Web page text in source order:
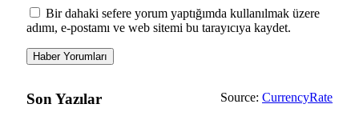
Bir dahaki sefere yorum yaptığımda kullanılmak üzere
adımı, e-postamı ve web sitemi bu tarayıcıya kaydet.
Source: CurrencyRate
Son Yazılar